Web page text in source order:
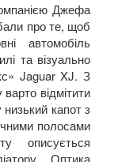
Джефа
про те, щоб
автомобіль
та візуально
Jaguar XJ.З
відмітити
капот з
полосами
описується
Оптика